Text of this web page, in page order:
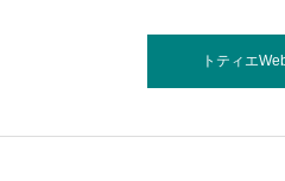
トティエ